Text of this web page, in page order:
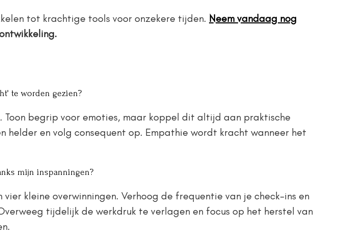
tot krachtige tools voor onzekere tijden. Neem vandaag nog
te worden gezien?
begrip voor emoties, maar koppel dit altijd aan praktische
en volg consequent op. Empathie wordt kracht wanneer het
mijn inspanningen?
kleine overwinningen. Verhoog de frequentie van je check-ins en
tijdelijk de werkdruk te verlagen en focus op het herstel van